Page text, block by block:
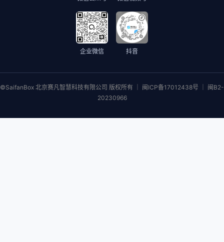
企业微信 抖音
©SaifanBox 北京赛凡智慧科技有限公司 版权所有 ｜ 闽ICP备17012438号 ｜ 闽B2-
20230966